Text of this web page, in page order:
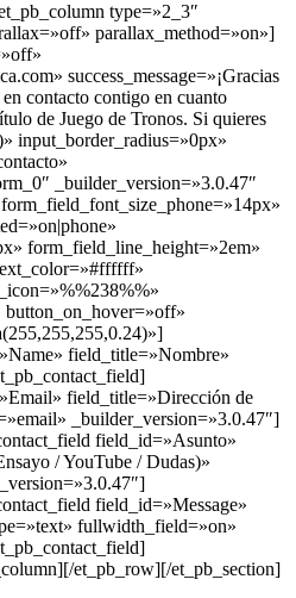
type=»2_3″
parallax_method=»on»]
success_message=»¡Gracias
contacto contigo en cuanto
de Juego de Tronos. Si quieres
input_border_radius=»0px»
_builder_version=»3.0.47″
form_field_line_height=»2em»
field_title=»Nombre»
field_title=»Dirección de
_builder_version=»3.0.47″]
field_id=»Asunto»
/ YouTube / Dudas)»
field_id=»Message»
fullwidth_field=»on»
et_pb_row][/et_pb_section]